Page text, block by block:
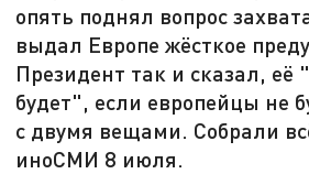
опять поднял вопрос
выдал Европе жёсткое
Президент так и сказал, её
будет", если европейцы не
с двумя вещами. Собрали
иноСМИ 8 июля.